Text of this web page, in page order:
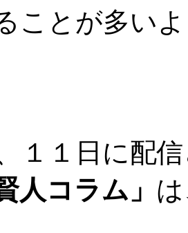
ことが多い
１１日に配
人コラム」